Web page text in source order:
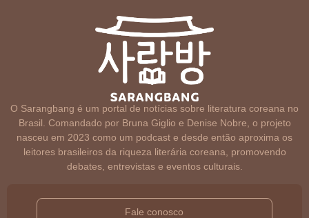
O Sarangbang é um portal de notícias sobre literatura coreana no
Brasil. Comandado por Bruna Giglio e Denise Nobre, o projeto
nasceu em 2023 como um podcast e desde então aproxima os
leitores brasileiros da riqueza literária coreana, promovendo
debates, entrevistas e eventos culturais.
Fale conosco